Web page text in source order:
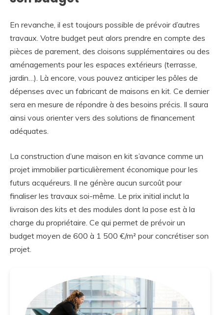
En revanche, il est toujours possible de prévoir d’autres
travaux. Votre budget peut alors prendre en compte des
pièces de parement, des cloisons supplémentaires ou des
aménagements pour les espaces extérieurs (terrasse,
jardin…). Là encore, vous pouvez anticiper les pôles de
dépenses avec un fabricant de maisons en kit. Ce dernier
sera en mesure de répondre à des besoins précis. Il saura
ainsi vous orienter vers des solutions de financement
adéquates.
La construction d’une maison en kit s’avance comme un
projet immobilier particulièrement économique pour les
futurs acquéreurs. Il ne génère aucun surcoût pour
finaliser les travaux soi-même. Le prix initial inclut la
livraison des kits et des modules dont la pose est à la
charge du propriétaire. Ce qui permet de prévoir un
budget moyen de 600 à 1 500 €/m² pour concrétiser son
projet.